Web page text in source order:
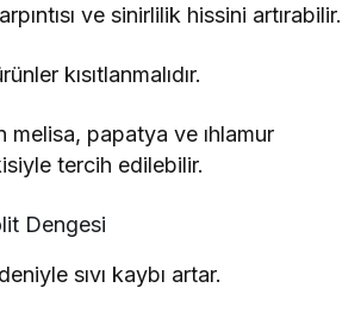
ve sinirlilik hissini artırabilir.
kısıtlanmalıdır.
melisa, papatya ve ıhlamur
tercih edilebilir.
Dengesi
sıvı kaybı artar.